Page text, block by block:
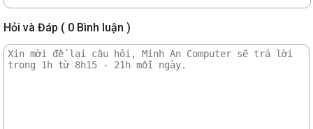
Hỏi và Đáp ( 0 Bình luận )